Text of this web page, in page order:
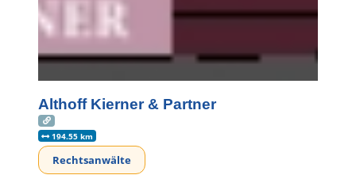
Althoff Kierner & Partner
194.55 km
Rechtsanwälte